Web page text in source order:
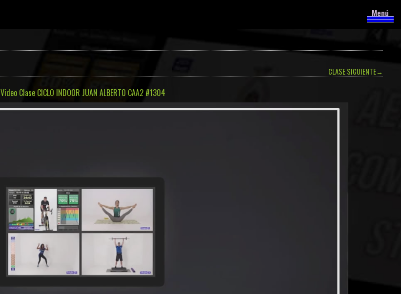
Menú
CLASE SIGUIENTE→
Video Clase CICLO INDOOR JUAN ALBERTO CAA2 #1304